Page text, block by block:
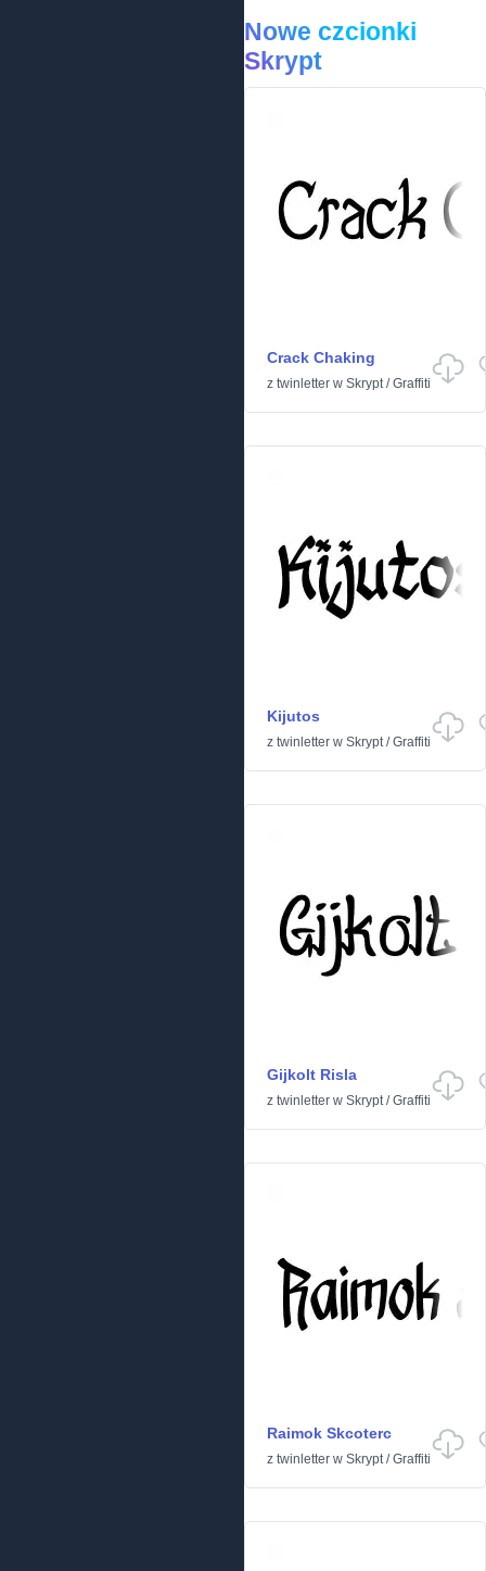
Nowe czcionki
Skrypt
Crack Chaking
z twinletter w Skrypt/Graffiti
Kijutos
z twinletter w Skrypt/Graffiti
Gijkolt Risla
z twinletter w Skrypt/Graffiti
Raimok Skcoterc
z twinletter w Skrypt/Graffiti